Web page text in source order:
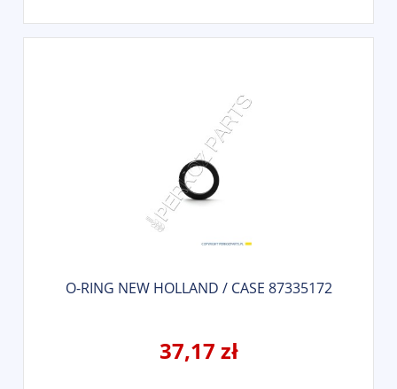
O-RING NEW HOLLAND / CASE 87335172
37,17 zł